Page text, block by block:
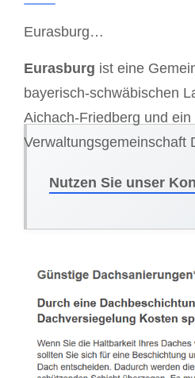
Eurasburg…
Eurasburg ist eine
bayerisch-schwäbischen
Aichach-Friedberg und
Verwaltungsgemeinschaft
Nutzen Sie unser